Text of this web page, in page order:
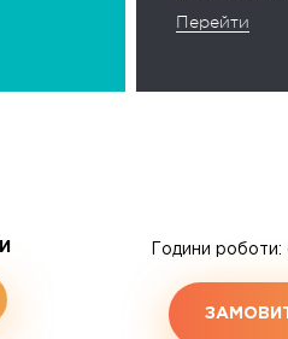
Перейти
Години